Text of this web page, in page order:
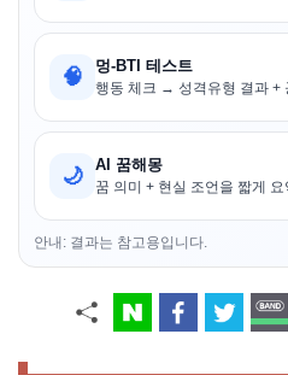
🧠 멍-BTI 테스트
행동 체크 → 성격유형 결과 +
🌙 AI 꿈해몽
꿈 의미 + 현실 조언을 짧게 요
안내: 결과는 참고용입니다.